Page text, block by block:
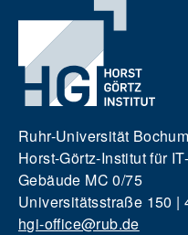
Ruhr-Universität Bochum
Horst-Görtz-Institut für
Gebäude MC 0/75
Universitätsstraße 150 |
hgi-office@rub.de